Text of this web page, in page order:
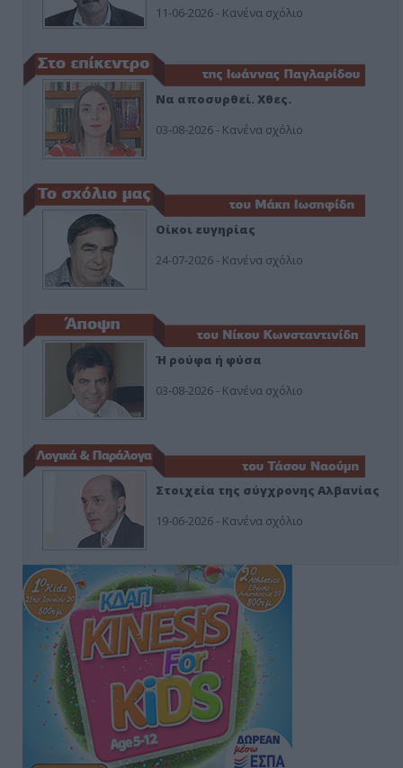
11-06-2026 - Κανένα σχόλιο
Να αποσυρθεί. Χθες.
03-08-2026 - Κανένα σχόλιο
Οίκοι ευγηρίας
24-07-2026 - Κανένα σχόλιο
Ή ρούφα ή φύσα
03-08-2026 - Κανένα σχόλιο
Στοιχεία της σύγχρονης Αλβανίας
19-06-2026 - Κανένα σχόλιο